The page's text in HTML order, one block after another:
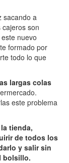
sacando a
son
nuevo
formado por
todo lo que
largas colas
este problema
tienda,
de todos los
y salir sin
bolsillo.